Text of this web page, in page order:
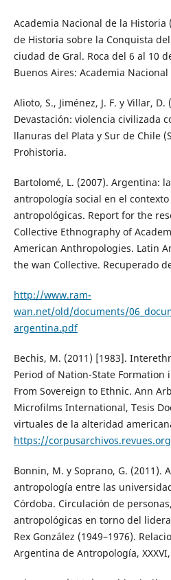
Academia Nacional de la Historia
de Historia sobre la Conquista
ciudad de Gral. Roca del 6 al 10
Buenos Aires: Academia
Alioto, S., Jiménez, J. F. y Villar, D.
Devastación: violencia civilizada
llanuras del Plata y Sur de Chile
Prohistoria.
Bartolomé, L. (2007). Argentina:
antropología social en el
antropológicas. Report for the
Collective Ethnography of
American Anthropologies. Latin
the wan Collective. Recuperado
http://www.ram-
wan.net/old/documents/
argentina.pdf
Bechis, M. (2011) [1983].
Period of Nation-State Formation
From Sovereign to Ethnic. Ann
Microfilms International, Tesis
virtuales de la alteridad
https://
Bonnin, M. y Soprano, G. (2011).
antropología entre las
Córdoba. Circulación de
antropológicas en torno del
Rex González (1949–1976).
Argentina de Antropología,